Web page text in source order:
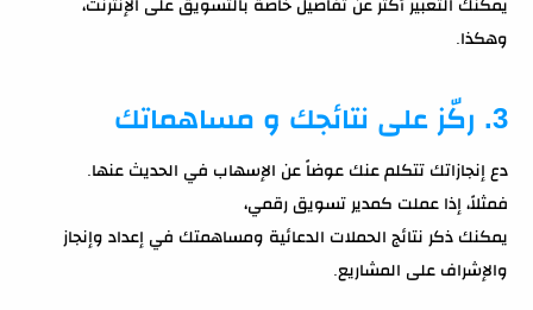
يمكنك التعبير أكثر عن تفاصيل خاصة بالتسويق على الإنترنت،
وهكذا.
3. ركّز على نتائجك و مساهماتك
دع إنجازاتك تتكلم عنك عوضاً عن الإسهاب في الحديث عنها.
فمثلاً، إذا عملت كمدير تسويق رقمي،
يمكنك ذكر نتائج الحملات الدعائية ومساهمتك في إعداد وإنجاز
والإشراف على المشاريع.